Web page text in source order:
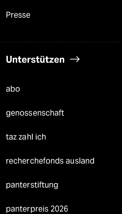
Presse
Unterstützen
abo
genossenschaft
taz zahl ich
recherchefonds ausland
panterstiftung
panterpreis 2026